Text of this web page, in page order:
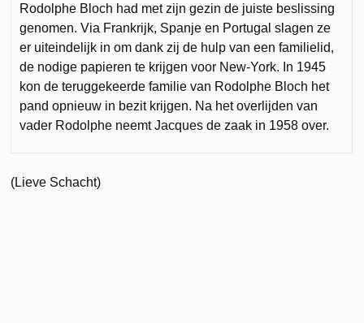
Rodolphe Bloch had met zijn gezin de juiste beslissing
genomen. Via Frankrijk, Spanje en Portugal slagen ze
er uiteindelijk in om dank zij de hulp van een familielid,
de nodige papieren te krijgen voor New-York. In 1945
kon de teruggekeerde familie van Rodolphe Bloch het
pand opnieuw in bezit krijgen. Na het overlijden van
vader Rodolphe neemt Jacques de zaak in 1958 over.
(Lieve Schacht)